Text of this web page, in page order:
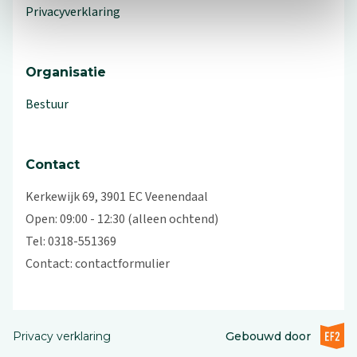
Privacyverklaring
Organisatie
Bestuur
Contact
Kerkewijk 69, 3901 EC Veenendaal
Open: 09:00 - 12:30 (alleen ochtend)
Tel: 0318-551369
Contact:contactformulier
Privacy verklaring Gebouwd doorEF2